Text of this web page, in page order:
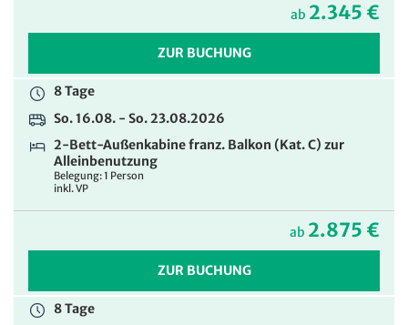
ab 2.345 €
ZUR BUCHUNG
8 Tage
So. 16.08. - So. 23.08.2026
2-Bett-Außenkabine franz. Balkon (Kat. C) zur
Alleinbenutzung
Belegung: 1 Person
inkl. VP
ab 2.875 €
ZUR BUCHUNG
8 Tage